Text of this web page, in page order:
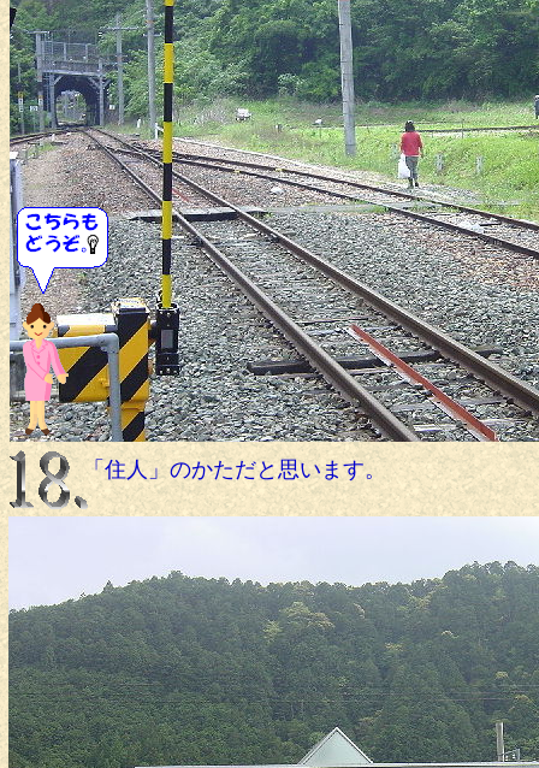
「住人」のかただと思います。